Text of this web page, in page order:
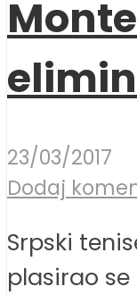
23/03/2017
Dodaj
Srpski
plasirao